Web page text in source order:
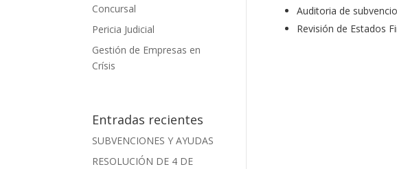
Concursal
Pericia Judicial
Gestión de Empresas en
Crísis
Entradas recientes
SUBVENCIONES Y AYUDAS
RESOLUCIÓN DE 4 DE
Auditoria de
Revisión de Estados